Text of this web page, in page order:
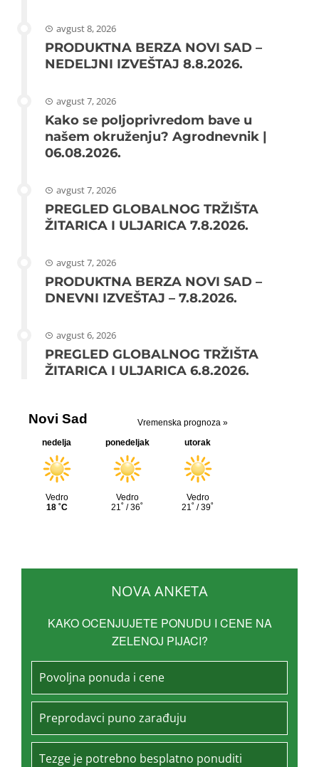
avgust 8, 2026
PRODUKTNA BERZA NOVI SAD –
NEDELJNI IZVEŠTAJ 8.8.2026.
avgust 7, 2026
Kako se poljoprivredom bave u
našem okruženju? Agrodnevnik |
06.08.2026.
avgust 7, 2026
PREGLED GLOBALNOG TRŽIŠTA
ŽITARICA I ULJARICA 7.8.2026.
avgust 7, 2026
PRODUKTNA BERZA NOVI SAD –
DNEVNI IZVEŠTAJ – 7.8.2026.
avgust 6, 2026
PREGLED GLOBALNOG TRŽIŠTA
ŽITARICA I ULJARICA 6.8.2026.
NOVA ANKETA
KAKO OCENJUJETE PONUDU I CENE NA
ZELENOJ PIJACI?
Povoljna ponuda i cene
Preprodavci puno zarađuju
Tezge je potrebno besplatno ponuditi